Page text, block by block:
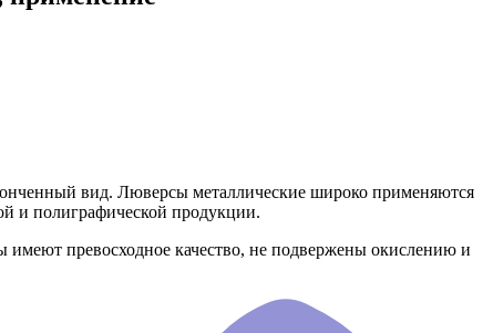
вид. Люверсы металлические широко применяются
и полиграфической продукции.
имеют превосходное качество, не подвержены окислению и